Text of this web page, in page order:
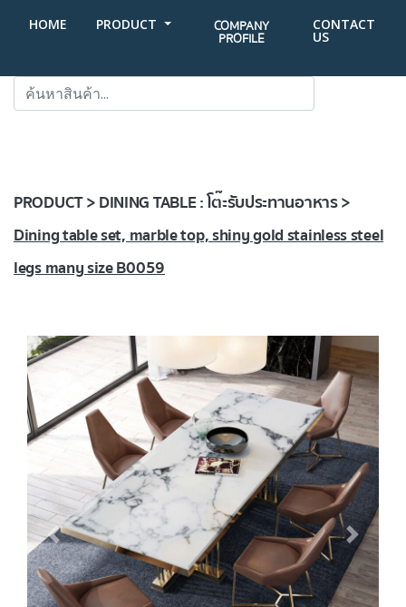
HOME PRODUCT COMPANY
PROFILE
CONTACT
US
PRODUCT > DINING TABLE : โต๊ะรับประทานอาหาร >
Dining table set, marble top, shiny gold stainless steel
legs many size B0059